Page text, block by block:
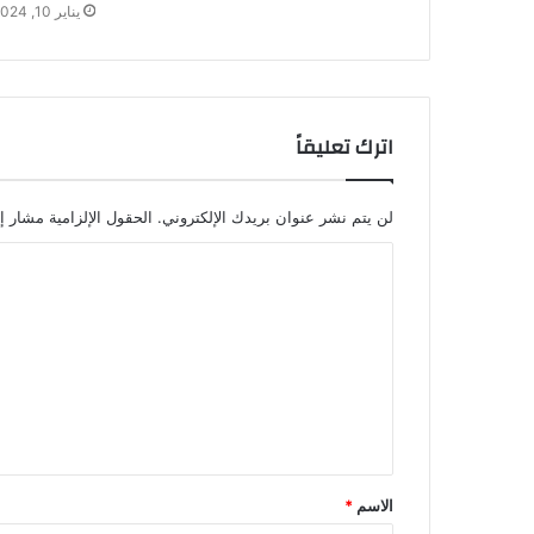
يناير 10, 2024
اترك تعليقاً
لن يتم نشر عنوان بريدك الإلكتروني. الحقول الإلزامية مشار
الاسم *